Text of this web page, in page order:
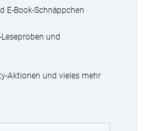
E-Book-Schnäppchen
und
Aktionen und vieles mehr